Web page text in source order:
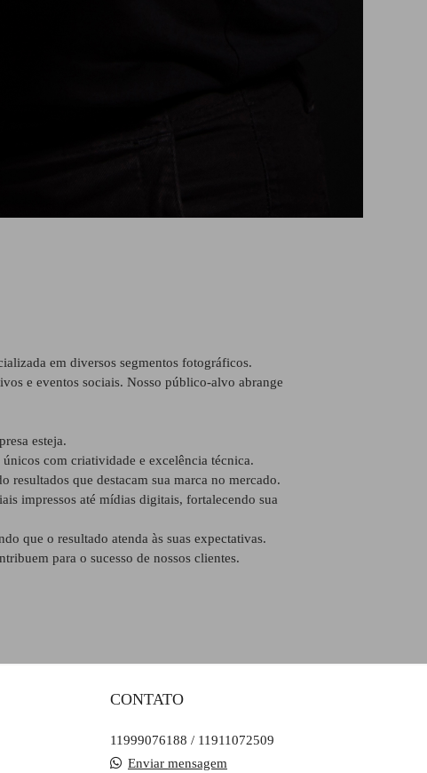
em diversos segmentos fotográficos.
e eventos sociais. Nosso público-alvo abrange
esteja.
com criatividade e excelência técnica.
resultados que destacam sua marca no mercado.
impressos até mídias digitais, fortalecendo sua
que o resultado atenda às suas expectativas.
para o sucesso de nossos clientes.
CONTATO
11999076188 / 11911072509
Enviar mensagem